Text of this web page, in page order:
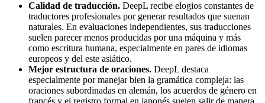
Calidad de traducción. DeepL recibe elogios constantes de
traductores profesionales por generar resultados que suenan
naturales. En evaluaciones independientes, sus traducciones
suelen parecer menos producidas por una máquina y más
como escritura humana, especialmente en pares de idiomas
europeos y del este asiático.
Mejor estructura de oraciones. DeepL destaca
especialmente por manejar bien la gramática compleja: las
oraciones subordinadas en alemán, los acuerdos de género en